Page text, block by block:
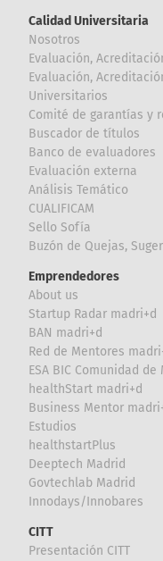
Calidad Universitaria
Nosotros
Evaluación,
Evaluación,
Universitarios
Comité de garantías y
Buscador de títulos
Banco de evaluadores
Evaluación externa
Análisis Temático
CUALIFICAM
Sello Sofía
Buzón de Quejas,
Emprendedores
About us
Startup Radar madri+d
BAN madri+d
Red de Mentores
ESA BIC Comunidad de
healthStart madri+d
Business Mentor
Estudios
healthstartPlus
Deeptech Madrid
Govtechlab Madrid
Innodays/Innobares
CITT
Presentación CITT